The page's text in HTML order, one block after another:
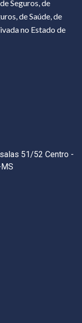
Seguros, de
de Saúde, de
no Estado de
51/52 Centro -